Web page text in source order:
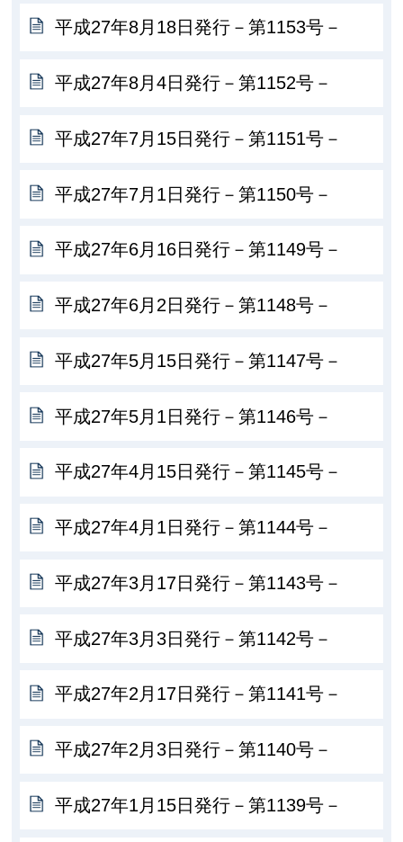
平成27年8月18日発行－第1153号－
平成27年8月4日発行－第1152号－
平成27年7月15日発行－第1151号－
平成27年7月1日発行－第1150号－
平成27年6月16日発行－第1149号－
平成27年6月2日発行－第1148号－
平成27年5月15日発行－第1147号－
平成27年5月1日発行－第1146号－
平成27年4月15日発行－第1145号－
平成27年4月1日発行－第1144号－
平成27年3月17日発行－第1143号－
平成27年3月3日発行－第1142号－
平成27年2月17日発行－第1141号－
平成27年2月3日発行－第1140号－
平成27年1月15日発行－第1139号－